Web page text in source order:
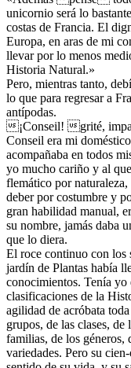
unicornio será lo
costas de Francia. El
Europa, en aras de mi
llevar por lo menos
Historia Natural.»
Pero, mientras tanto,
lo que para regresar a
antípodas.
¡Conseil! grité,
Conseil era mi
acompañaba en todos
yo mucho cariño y al
flemático por
deber por costumbre y
gran habilidad manual,
su nombre, jamás daba
que lo diera.
El roce continuo con los
jardín de Plantas había
conocimientos. Tenía yo
clasificaciones de la
agilidad de acróbata
grupos, de las clases, de
familias, de los géneros,
variedades. Pero su